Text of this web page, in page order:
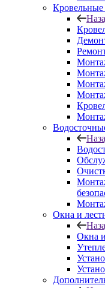
Кровельные
Окна и
Окна